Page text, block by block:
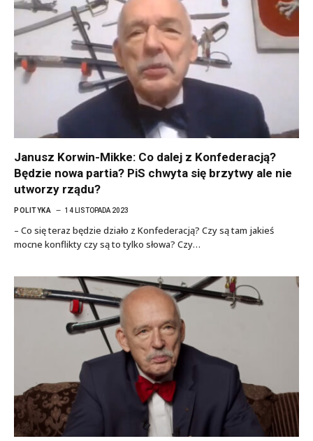
Janusz Korwin-Mikke: Co dalej z Konfederacją?
Będzie nowa partia? PiS chwyta się brzytwy ale nie
utworzy rządu?
POLITYKA 14 LISTOPADA 2023
– Co się teraz będzie działo z Konfederacją? Czy są tam jakieś
mocne konflikty czy są to tylko słowa? Czy…